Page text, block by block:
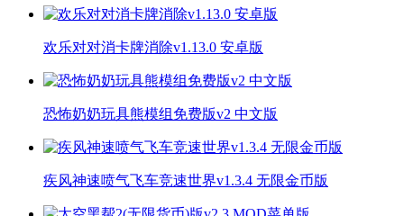
欢乐对对消卡牌消除v1.13.0 安卓版
恐怖奶奶玩具熊模组免费版v2 中文版
疾风神速喷气飞车竞速世界v1.3.4 无限金币版